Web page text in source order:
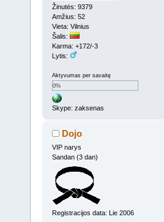
Žinutės: 9379
Amžius: 52
Vieta: Vilnius
Šalis:
Karma: +172/-3
Lytis:
Aktyvumas per savaitę
0%
Skype: zaksenas
Dojo
VIP narys
Sandan (3 dan)
Registracijos data: Lie 2006